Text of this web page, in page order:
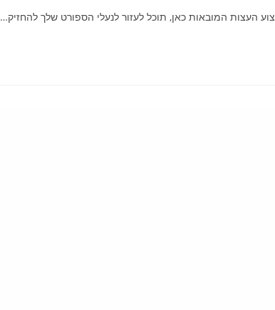
העצות המובאות כאן, תוכל לעזור לנעלי הספורט שלך להחזיק…